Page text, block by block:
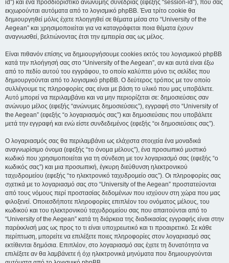
id”) και ένα προσδιοριστικό ανώνυμης συνεδρίας (εφεξής “session-id”), που σας
εκχωρούνται αυτόματα από το λογισμικό phpBB. Ένα τρίτο cookie θα
δημιουργηθεί μόλις έχετε πλοηγηθεί σε θέματα μέσα στο “University of the
Aegean” και χρησιμοποιείται για να καταγράφεται ποια θέματα έχουν
αναγνωσθεί, βελτιώνοντας έτσι την εμπειρία σας ως μέλος.
Είναι πιθανόν επίσης να δημιουργήσουμε cookies εκτός του λογισμικού phpBB
κατά την πλοήγησή σας στο “University of the Aegean”, αν και αυτά είναι έξω
από το πεδίο αυτού του εγγράφου, το οποίο καλύπτει μόνο τις σελίδες που
δημιουργούνται από το λογισμικό phpBB. Ο δεύτερος τρόπος με τον οποίο
συλλέγουμε τις πληροφορίες σας είναι με βάση το υλικό που μας υποβάλετε.
Αυτό μπορεί να περιλαμβάνει και να μην περιορίζεται σε: δημοσιεύσεις σαν
ανώνυμο μέλος (εφεξής “ανώνυμες δημοσιεύσεις”), εγγραφή στο “University of
the Aegean” (εφεξής “ο λογαριασμός σας”) και δημοσιεύσεις που υποβάλετε
μετά την εγγραφή και ενώ είστε συνδεδεμένος (εφεξής “οι δημοσιεύσεις σας”).
Ο λογαριασμός σας θα περιλαμβάνει ως ελάχιστα στοιχεία ένα μοναδικά
αναγνωρίσιμο όνομα (εφεξής “το όνομα μέλους”), ένα προσωπικό μυστικό
κωδικό που χρησιμοποιείται για τη σύνδεση με τον λογαριασμό σας (εφεξής “ο
κωδικός σας”) και μια προσωπική, έγκυρη διεύθυνση ηλεκτρονικού
ταχυδρομείου (εφεξής “το ηλεκτρονικό ταχυδρομείο σας”). Οι πληροφορίες σας
σχετικά με το λογαριασμό σας στο “University of the Aegean” προστατεύονται
από τους νόμους περί προστασίας δεδομένων που ισχύουν στη χώρα που μας
φιλοξενεί. Οποιεσδήποτε πληροφορίες επιπλέον του ονόματος μέλους, του
κωδικού και του ηλεκτρονικού ταχυδρομείου σας που απαιτούνται από το
“University of the Aegean” κατά τη διάρκεια της διαδικασίας εγγραφής είναι στην
παρέκκλισή μας ως προς το τι είναι υποχρεωτικό και τι προαιρετικό. Σε κάθε
περίπτωση, μπορείτε να επιλέξετε ποιες πληροφορίες στον λογαριασμό σας
εκτίθενται δημόσια. Επιπλέον, στο λογαριασμό σας έχετε τη δυνατότητα να
επιλέξετε αν θα λαμβάνετε ή όχι ηλεκτρονικά μηνύματα που δημιουργούνται